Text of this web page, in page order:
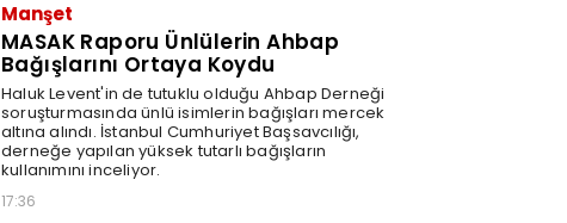
Manşet
MASAK Raporu Ünlülerin Ahbap
Bağışlarını Ortaya Koydu
Haluk Levent'in de tutuklu olduğu Ahbap Derneği
soruşturmasında ünlü isimlerin bağışları mercek
altına alındı. İstanbul Cumhuriyet Başsavcılığı,
derneğe yapılan yüksek tutarlı bağışların
kullanımını inceliyor.
17:36